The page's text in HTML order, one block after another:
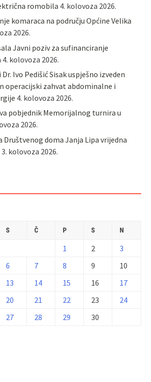
romobila 4. kolovoza 2026.
komaraca na području Općine Velika
2026.
Javni poziv za sufinanciranje
4. kolovoza 2026.
Ivo Pedišić Sisak uspješno izveden
operacijski zahvat abdominalne i
4. kolovoza 2026.
pobjednik Memorijalnog turnira u
2026.
Društvenog doma Janja Lipa vrijedna
3. kolovoza 2026.
S Č P S N
1 2
3
6 7 8 9
10
13 14 15 16
17
20 21 22 23
24
27 28 29 30